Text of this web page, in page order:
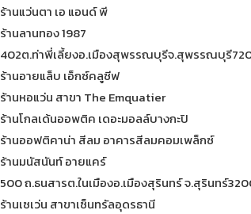
ร้านแว่นตา เอ แอนด์ พี
ร้านลานทอง 1987
402ต.ท่าพี่เลี้ยงอ.เมืองสุพรรณบุรีจ.สุพรรณบุรี
ร้านอายแล็บ เอ็กซ์คลูซีฟ
ร้านหอแว่น สาขา The Emquatier
ร้านโกลเด้นออพติค เดอะมอลล์บางกะปิ
ร้านออฟติคาน่า สีลม อาคารสีลมคอมเพล็กซ์
ร้านมนัสนันท์ อายแคร์
500 ถ.ธนสารต.ในเมืองอ.เมืองสุรินทร์ จ.สุรินทร์
ร้านเซเว่น สาขาเซ็นทรัลอุดรธานี